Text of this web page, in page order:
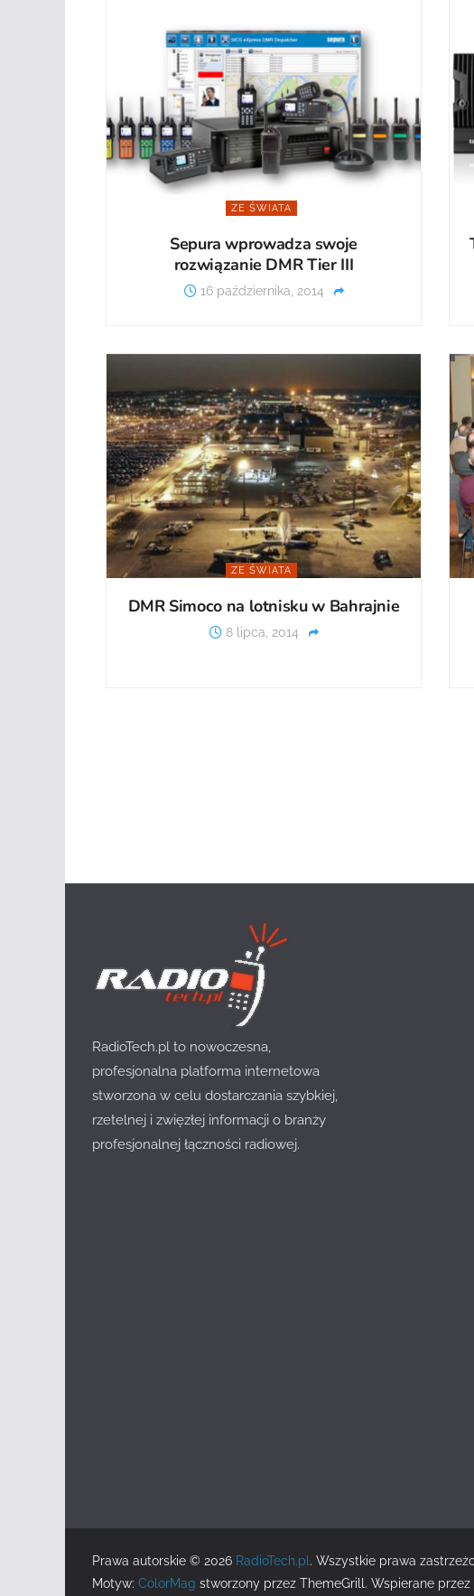
ZE ŚWIATA
Sepura wprowadza swoje
rozwiązanie DMR Tier III
16 października, 2014
ZE ŚWIATA
DMR Simoco na lotnisku w Bahrajnie
8 lipca, 2014
RadioTech.pl to nowoczesna,
profesjonalna platforma internetowa
stworzona w celu dostarczania szybkiej,
rzetelnej i zwięzłej informacji o branży
profesjonalnej łączności radiowej.
Prawa autorskie © 2026 RadioTech.pl . Wszystkie prawa
Motyw: ColorMag stworzony przez ThemeGrill. Wspierane przez